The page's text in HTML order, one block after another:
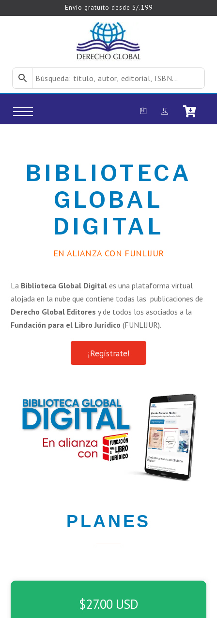
Envío gratuito desde S/.199
BIBLIOTECA
GLOBAL
DIGITAL
EN ALIANZA CON FUNLIJUR
La Biblioteca Global Digital es una plataforma virtual
alojada en la nube que contiene todas las publicaciones de
Derecho Global Editores y de todos los asociados a la
Fundación para el Libro Jurídico (FUNLIJUR).
¡Regístrate!
PLANES
$27.00 USD